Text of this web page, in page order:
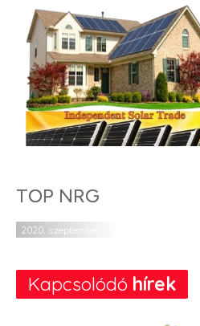
TOP NRG
2020. szeptember 16.
Kapcsolódó hírek